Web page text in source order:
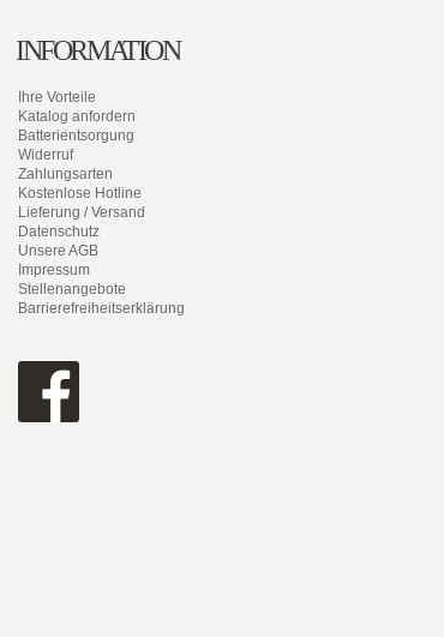
INFORMATION
Ihre Vorteile
Katalog anfordern
Batterientsorgung
Widerruf
Zahlungsarten
Kostenlose Hotline
Lieferung / Versand
Datenschutz
Unsere AGB
Impressum
Stellenangebote
Barrierefreiheitserklärung